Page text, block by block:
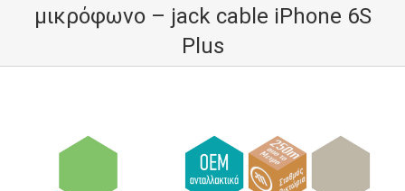
μικρόφωνο – jack cable iPhone 6S
Plus